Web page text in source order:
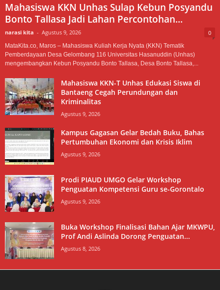
Mahasiswa KKN Unhas Sulap Kebun Posyandu
Bonto Tallasa Jadi Lahan Percontohan...
narasi kita - Agustus 9, 2026 0
MataKita.co, Maros – Mahasiswa Kuliah Kerja Nyata (KKN) Tematik
Pemberdayaan Desa Gelombang 116 Universitas Hasanuddin (Unhas)
mengembangkan Kebun Posyandu Bonto Tallasa, Desa Bonto Tallasa,...
Mahasiswa KKN-T Unhas Edukasi Siswa di
Bantaeng Cegah Perundungan dan
Kriminalitas
Agustus 9, 2026
Kampus Gagasan Gelar Bedah Buku, Bahas
Pertumbuhan Ekonomi dan Krisis Iklim
Agustus 9, 2026
Prodi PIAUD UMGO Gelar Workshop
Penguatan Kompetensi Guru se-Gorontalo
Agustus 9, 2026
Buka Workshop Finalisasi Bahan Ajar MKWPU,
Prof Andi Aslinda Dorong Penguatan...
Agustus 8, 2026